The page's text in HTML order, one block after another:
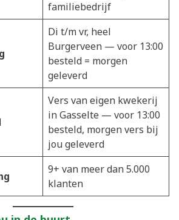
familiebedrijf
Di t/m vr, heel
Burgerveen — voor 13:00
besteld = morgen
geleverd
Vers van eigen kwekerij
in Gasselte — voor 13:00
besteld, morgen vers bij
jou geleverd
9+ van meer dan 5.000
klanten